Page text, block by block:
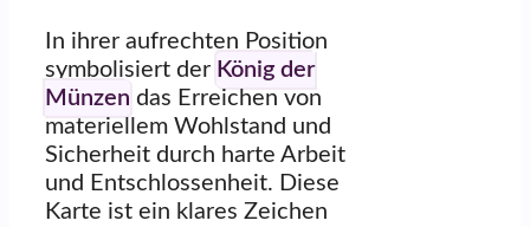
In ihrer aufrechten Position
symbolisiert der König der
Münzen das Erreichen von
materiellem Wohlstand und
Sicherheit durch harte Arbeit
und Entschlossenheit. Diese
Karte ist ein klares Zeichen